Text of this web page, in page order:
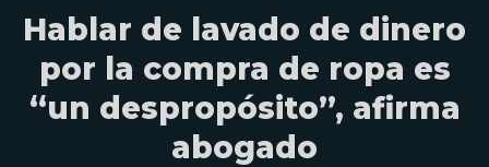
Hablar de lavado de dinero
por la compra de ropa es
“un despropósito”, afirma
abogado